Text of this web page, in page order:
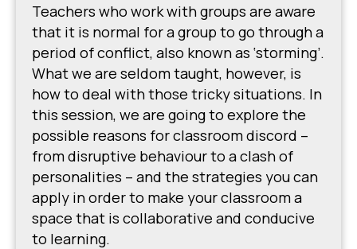
Teachers who work with groups are aware
that it is normal for a group to go through a
period of conflict, also known as ‘storming’.
What we are seldom taught, however, is
how to deal with those tricky situations. In
this session, we are going to explore the
possible reasons for classroom discord –
from disruptive behaviour to a clash of
personalities – and the strategies you can
apply in order to make your classroom a
space that is collaborative and conducive
to learning.